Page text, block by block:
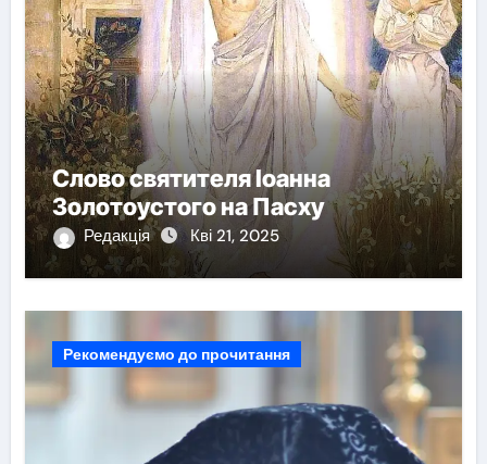
Слово святителя Іоанна
Золотоустого на Пасху
Редакція Кві 21, 2025
Рекомендуємо до прочитання